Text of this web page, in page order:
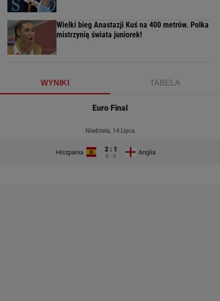
Wielki bieg Anastazji Kuś na 400 metrów. Polka
mistrzynią świata juniorek!
WYNIKI TABELA
Euro Final
Niedziela, 14 Lipca
Hiszpania 2 : 1
0 : 0
Anglia